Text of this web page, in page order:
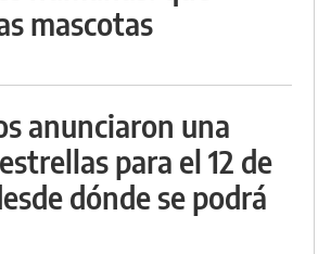
mascotas
anunciaron una
para el 12 de
dónde se podrá